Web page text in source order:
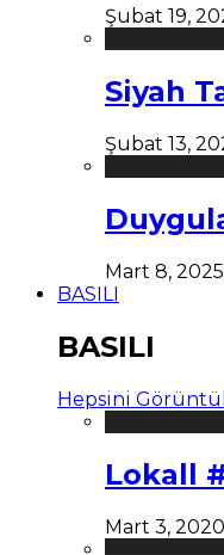
Şubat 19,
Siyah
Şubat 13,
Mart 8, 2025
BASILI
BASILI
Hepsini
Lokall
Mart 3, 2020